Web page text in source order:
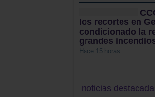
los recortes en
condicionado la
grandes
Hace 15 horas
noticias